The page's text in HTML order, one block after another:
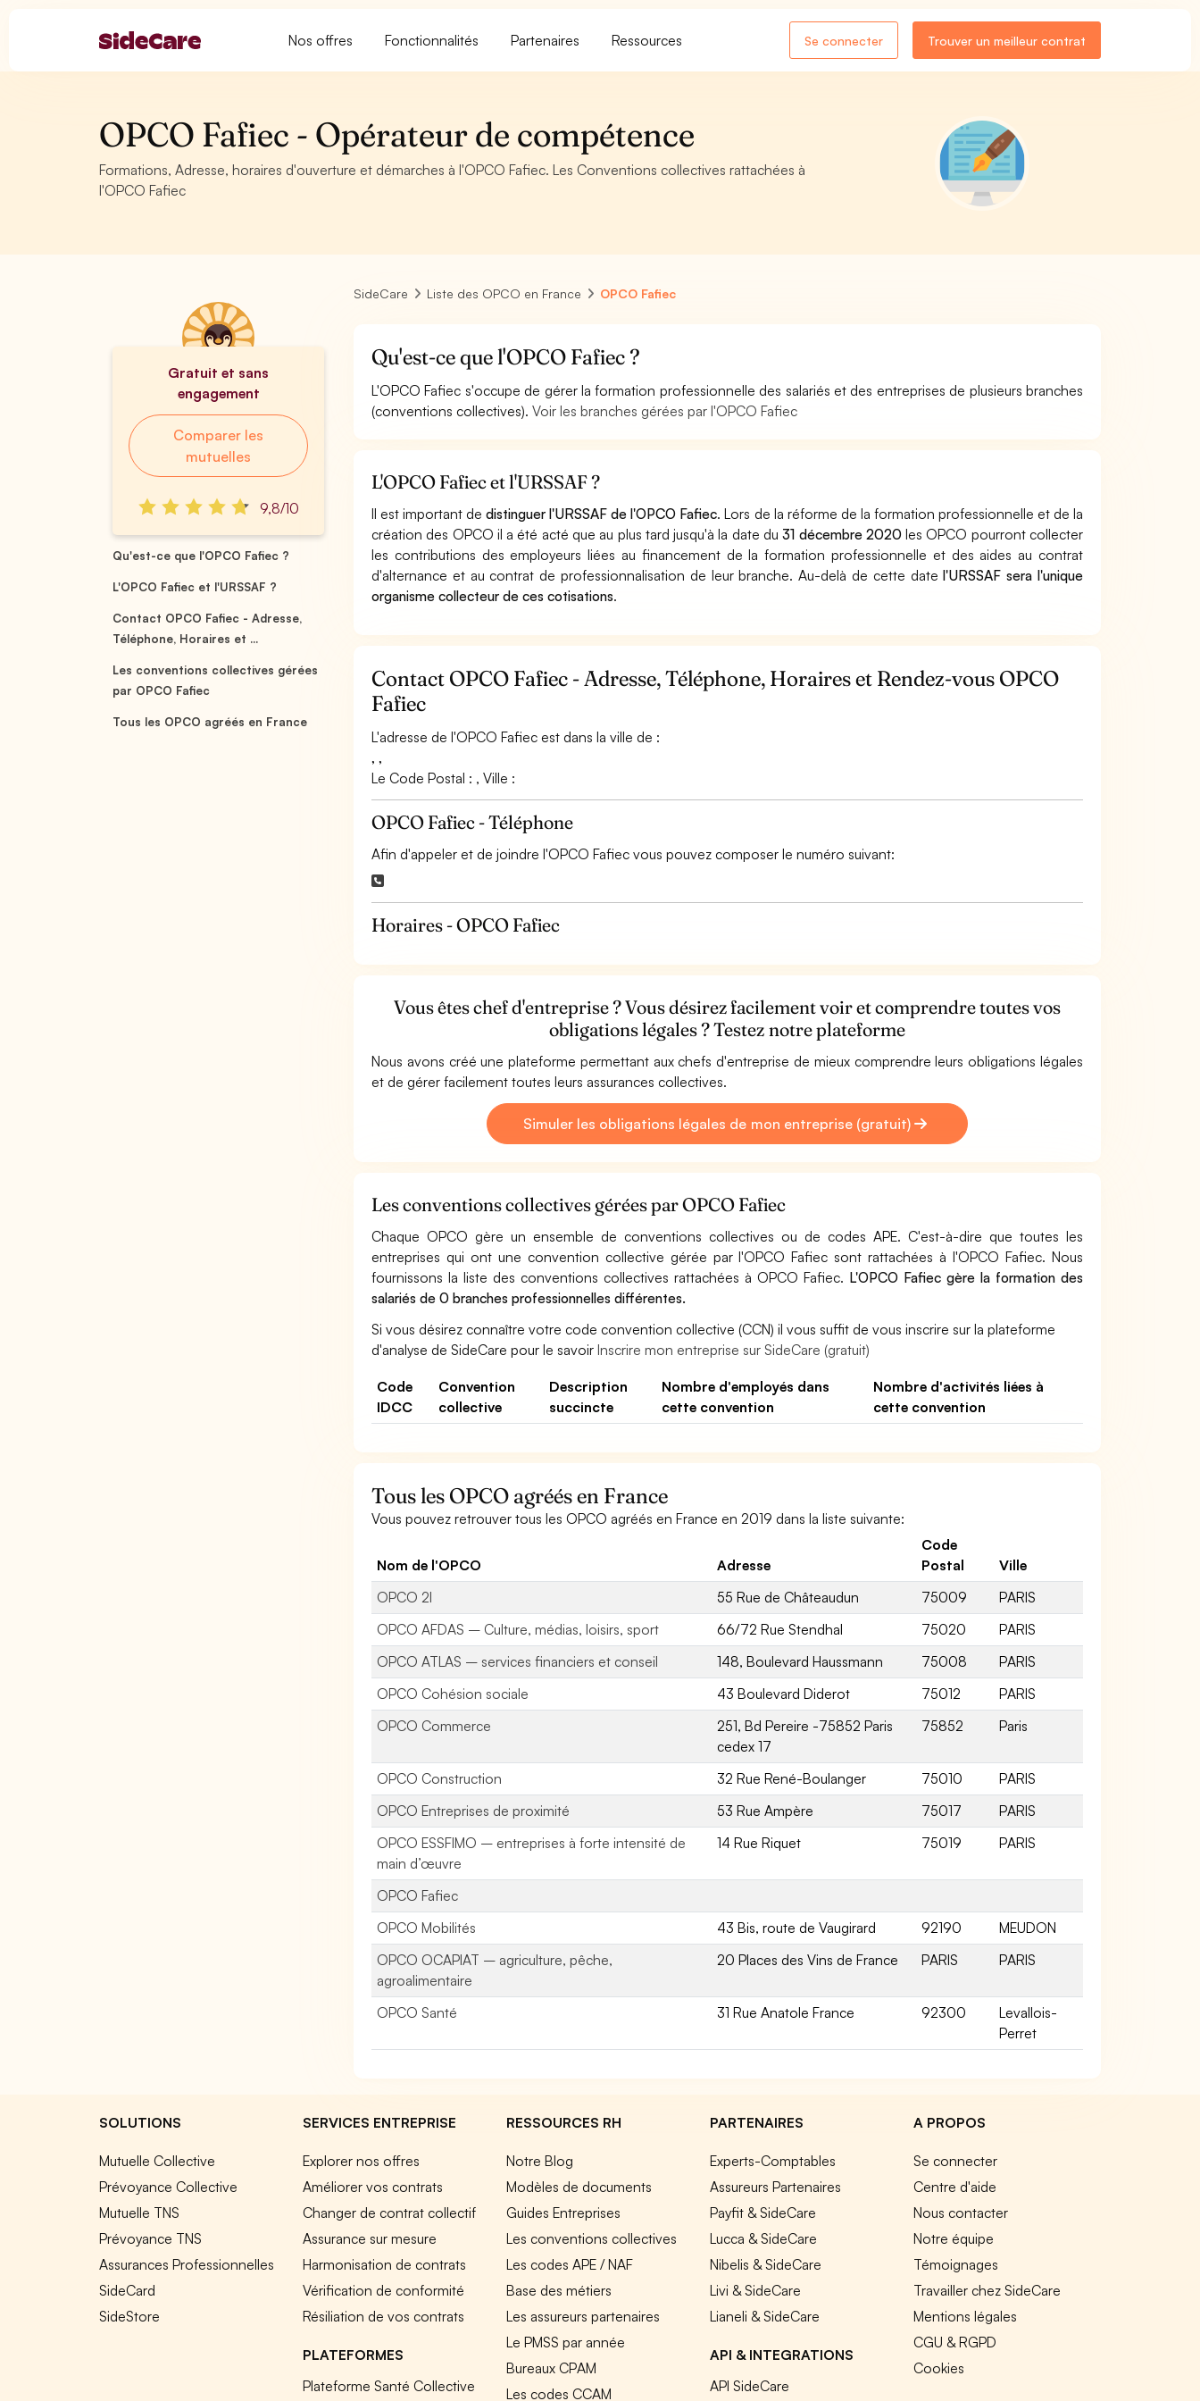
Nos offres Fonctionnalités Partenaires Ressources Se connecter Trouver un meilleur contrat
OPCO Fafiec - Opérateur de compétence
Formations, Adresse, horaires d'ouverture et démarches à l'OPCO Fafiec. Les Conventions collectives rattachées à
l'OPCO Fafiec
Gratuit et sans
engagement
Comparer les
mutuelles
9,8/10
Qu'est-ce que l'OPCO Fafiec ?
L'OPCO Fafiec et l'URSSAF ?
Contact OPCO Fafiec - Adresse,
Téléphone, Horaires et ...
Les conventions collectives gérées
par OPCO Fafiec
Tous les OPCO agréés en France
SideCare Liste des OPCO en France OPCO Fafiec
Qu'est-ce que l'OPCO Fafiec ?
L'OPCO Fafiec s'occupe de gérer la formation professionnelle des salariés et des entreprises de plusieurs branches
(conventions collectives).Voir les branches gérées par l'OPCO Fafiec
L'OPCO Fafiec et l'URSSAF ?
Il est important dedistinguer l'URSSAF de l'OPCO Fafiec. Lors de la réforme de la formation professionnelle et de la
création des OPCO il a été acté que au plus tard jusqu'à la date du31 décembre 2020les OPCO pourront collecter
les contributions des employeurs liées au financement de la formation professionnelle et des aides au contrat
d'alternance et au contrat de professionnalisation de leur branche. Au-delà de cette datel'URSSAF sera l'unique
organisme collecteur de ces cotisations.
Contact OPCO Fafiec - Adresse, Téléphone, Horaires et Rendez-vous OPCO
Fafiec
L'adresse de l'OPCO Fafiec est dans la ville de :
, ,
Le Code Postal : , Ville :
OPCO Fafiec - Téléphone
Afin d'appeler et de joindre l'OPCO Fafiec vous pouvez composer le numéro suivant:
Horaires - OPCO Fafiec
Vous êtes chef d'entreprise ? Vous désirez facilement voir et comprendre toutes vos
obligations légales ? Testez notre plateforme
Nous avons créé une plateforme permettant aux chefs d'entreprise de mieux comprendre leurs obligations légales
et de gérer facilement toutes leurs assurances collectives.
Simuler les obligations légales de mon entreprise (gratuit)
Les conventions collectives gérées par OPCO Fafiec
Chaque OPCO gère un ensemble de conventions collectives ou de codes APE. C'est-à-dire que toutes les
entreprises qui ont une convention collective gérée par l'OPCO Fafiec sont rattachées à l'OPCO Fafiec. Nous
fournissons la liste des conventions collectives rattachées à OPCO Fafiec. L'OPCO Fafiec gère la formation des
salariés de 0 branches professionnelles différentes.
Si vous désirez connaître votre code convention collective (CCN) il vous suffit de vous inscrire sur la plateforme
d'analyse de SideCare pour le savoirInscrire mon entreprise sur SideCare (gratuit)
Code
IDCC
Convention
collective
Description
succincte
Nombre d'employés dans
cette convention
Nombre d'activités liées à
cette convention
Tous les OPCO agréés en France
Vous pouvez retrouver tous les OPCO agréés en France en 2019 dans la liste suivante:
Nom de l'OPCO Adresse
Code
Postal
Ville
OPCO 2I
55 Rue de Châteaudun 75009
PARIS
OPCO AFDAS – Culture, médias, loisirs, sport
66/72 Rue Stendhal 75020
PARIS
OPCO ATLAS – services financiers et conseil
148, Boulevard Haussmann 75008
PARIS
OPCO Cohésion sociale
43 Boulevard Diderot 75012
PARIS
OPCO Commerce
251, Bd Pereire -75852 Paris
cedex 17
75852 Paris
OPCO Construction 32 Rue René-Boulanger 75010
PARIS
OPCO Entreprises de proximité
53 Rue Ampère 75017
PARIS
OPCO ESSFIMO – entreprises à forte intensité de
main d’œuvre
14 Rue Riquet 75019 PARIS
OPCO Fafiec
OPCO Mobilités
43 Bis, route de Vaugirard 92190
MEUDON
OPCO OCAPIAT – agriculture, pêche,
agroalimentaire
20 Places des Vins de France PARIS PARIS
OPCO Santé 31 Rue Anatole France 92300
Levallois-
Perret
SOLUTIONS
Mutuelle Collective
Prévoyance Collective
Mutuelle TNS
Prévoyance TNS
Assurances Professionnelles
SideCard
SideStore
SERVICES ENTREPRISE
Explorer nos offres
Améliorer vos contrats
Changer de contrat collectif
Assurance sur mesure
Harmonisation de contrats
Vérification de conformité
Résiliation de vos contrats
PLATEFORMES
Plateforme Santé Collective
RESSOURCES RH
Notre Blog
Modèles de documents
Guides Entreprises
Les conventions collectives
Les codes APE / NAF
Base des métiers
Les assureurs partenaires
Le PMSS par année
Bureaux CPAM
Les codes CCAM
PARTENAIRES
Experts-Comptables
Assureurs Partenaires
Payfit & SideCare
Lucca & SideCare
Nibelis & SideCare
Livi & SideCare
Lianeli & SideCare
API & INTEGRATIONS
API SideCare
A PROPOS
Se connecter
Centre d'aide
Nous contacter
Notre équipe
Témoignages
Travailler chez SideCare
Mentions légales
CGU & RGPD
Cookies